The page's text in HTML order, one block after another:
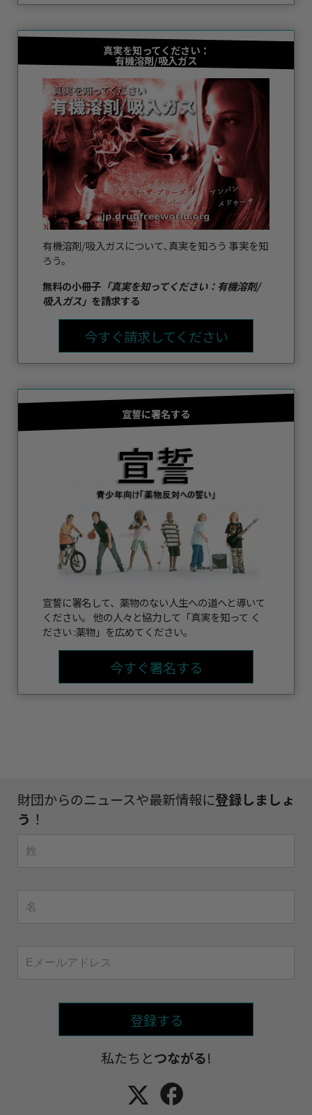
真実を知ってください：
有機溶剤/吸入ガス
有機溶剤/吸入ガスについて､真実を知ろう 事実を知
ろう。
無料の小冊子 「真実を知ってください：有機溶剤/
吸入ガス」 を請求する
今すぐ請求してください
宣誓に署名する
宣誓に署名して、薬物のない人生への道へと導いて
ください。 他の人々と協力して「真実を知って く
ださい :薬物」を広めてください。
今すぐ署名する
財団からのニュースや最新情報に登録しましょ
う ！
登録する
私たちとつながる!